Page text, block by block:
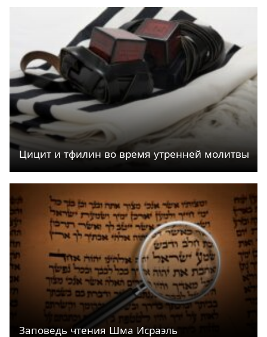
Цицит и тфилин во время утренней молитвы
Заповедь чтения Шма Исраэль